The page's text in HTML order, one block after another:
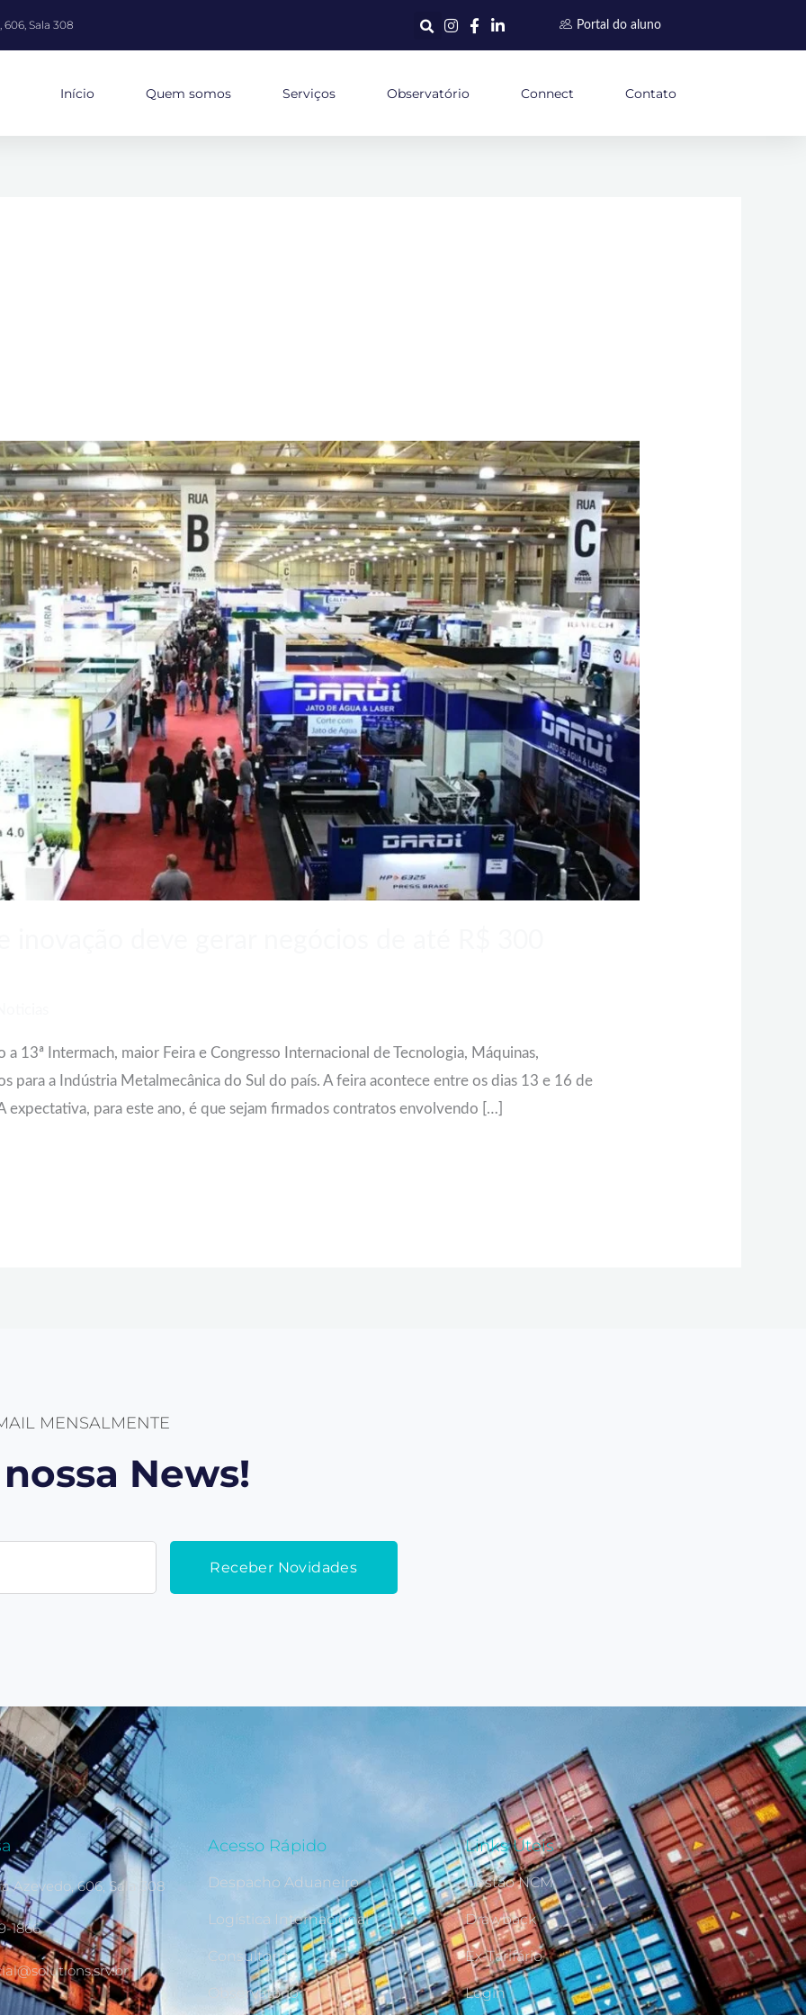
606, Sala 308 Portal do aluno
Início Quem somos Serviços Observatório Connect Contato
13ª Intermach, maior Feira e Congresso Internacional de Tecnologia, Máquinas,
para a Indústria Metalmecânica do Sul do país. A feira acontece entre os dias 13 e 16 de
expectativa, para este ano, é que sejam firmados contratos envolvendo […]
MENSALMENTE
News!
Receber Novidades
Azevedo, 606, Sala 308
1866
Acesso Rápido
Despacho Aduaneiro
Logística Internacional
Consultoria
Observatório
Links Úteis
Gestão NCM
Drawback
Ex-Tarifário
Login